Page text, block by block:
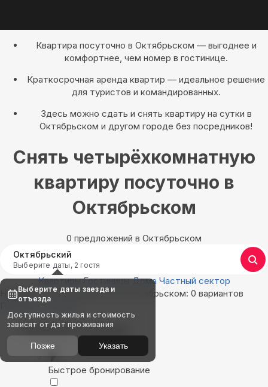
Квартира посуточно в Октябрьском — выгоднее и
комфортнее, чем номер в гостинице.
Краткосрочная аренда квартир — идеальное решение
для туристов и командированных.
Здесь можно сдать и снять квартиру на сутки в
Октябрьском и другом городе без посредников!
Снять четырёхкомнатную
квартиру посуточно в
Октябрьском
0 предложений в Октябрьском
Октябрьский
Выберите даты, 2 гостя
Квартиры Гостиницы Дома Частный сектор
Найдём, где остановиться в Октябрьском: 0 вариантов
Показать на карте
Выбирайте лучшее
Быстрое бронирование
Выберите даты заезда и
отъезда
Доступность жилья и стоимость
зависят от дат проживания
Позже Указать